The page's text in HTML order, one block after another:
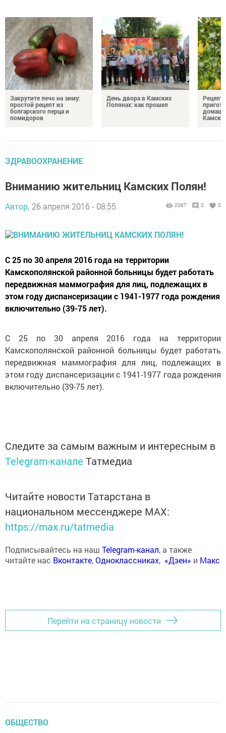
Закрутите лечо на зиму:
простой рецепт из
болгарского перца и
помидоров
День двора в Камских
Полянах: как прошел
ЗДРАВООХРАНЕНИЕ
Вниманию жительниц Камских Полян!
Автор, 26 апреля 2016 - 08:55 2087 0 0
С 25 по 30 апреля 2016 года на территории
Камскополянской районной больницы будет работать
передвижная маммография для лиц, подлежащих в
этом году диспансеризации с 1941-1977 года рождения
включительно (39-75 лет).
С 25 по 30 апреля 2016 года на территории
Камскополянской районной больницы будет работать
передвижная маммография для лиц, подлежащих в
этом году диспансеризации с 1941-1977 года рождения
включительно (39-75 лет).
Следите за самым важным и интересным в
Telegram-канале Татмедиа
Читайте новости Татарстана в
национальном мессенджере MАХ:
https://max.ru/tatmedia
Подписывайтесь на наш Telegram-канал, а также
читайте нас Вконтакте,Одноклассниках, «Дзен» и Макс
Перейти на страницу новости
ОБЩЕСТВО